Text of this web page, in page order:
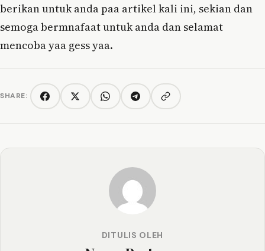
berikan untuk anda paa artikel kali ini, sekian dan
semoga bermnafaat untuk anda dan selamat
mencoba yaa gess yaa.
SHARE: FacebookTwitter/XWhatsAppTelegramCopy link
DITULIS OLEH